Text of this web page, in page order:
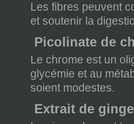
Les fibres peuvent
et soutenir la
Picolinate de
Le chrome est un
glycémie et au
soient modestes.
Extrait de